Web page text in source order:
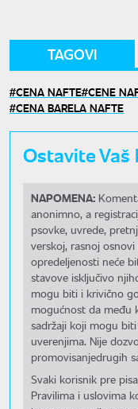
TAGOVI
CENA NAFTE CENE
CENA BARELA NAFTE
Ostavite Vaš
NAPOMENA:
anonimno, a
psovke, uvrede,
verskoj, rasnoj
opredeljenosti neće
stavove isključivo
mogu biti i krivično
mogućnost da među
sadržaji koji mogu
uverenjima. Nije
promovisanjedrugih
Svaki korisnik pre
Pravilima i uslovima